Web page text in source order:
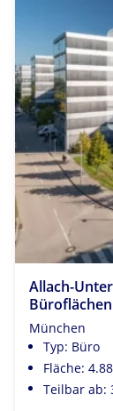
Allach-
München
Typ: Büro
Fläche:
Teilbar ab: